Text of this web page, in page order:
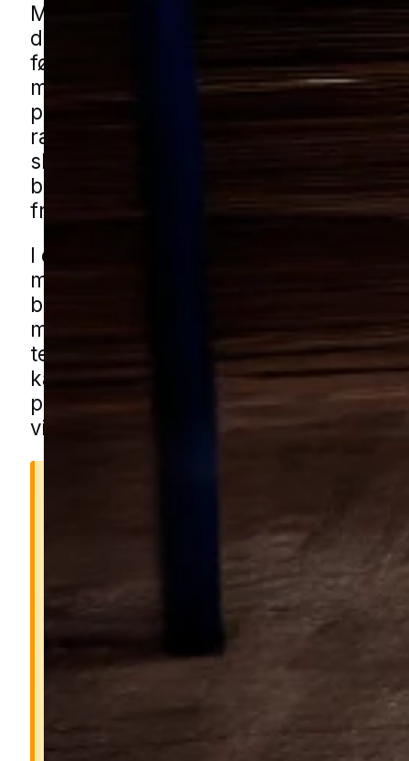
Møl kan være en frustrerende
de ofte får fat i tekstiler, tæpper eller
før man når at reagere. I en større by
mange forskellige boligtyper ser vi, at
problemet kan opstå både i lejligheder,
rækkehuse og parcelhuse, hvor
skabe, kælderrum og mindre rum
betingelser for, at møl får lov at
fred.
I områder med tæt og kompakt
midtbyen, fælles gårdmiljøer, ældre
boligkvarterer og nyere
møl blive overset længe, fordi de
tekstiler, skabe og små
kan få mølhjælp i Aarhus gennem
partnere. Udfyld blot formularen, så
vi dig med en lokal specialist.
Hvorfor er møl et
Møl kan hurtigt ødelægge tøj,
fødevarer, før man opdager
Larverne lever af materialer som
silke, pels, mel og gryn, og et lille
kan hurtigt udvikle sig til en større
bestand. Derfor er hurtig handling
afgørende, hvis man vil undgå